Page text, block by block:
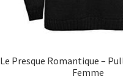
Le Presque Romantique –
Femme